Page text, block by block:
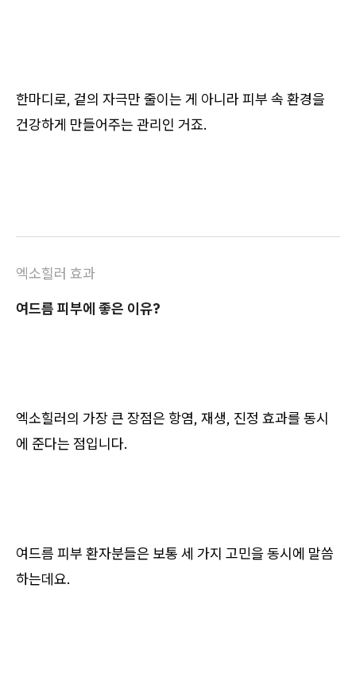
한마디로, 겉의 자극만 줄이는 게 아니라 피부 속 환경을
건강하게 만들어주는 관리인 거죠.
엑소힐러 효과
여드름 피부에 좋은 이유?
엑소힐러의 가장 큰 장점은 항염, 재생, 진정 효과를 동시
에 준다는 점입니다.
여드름 피부 환자분들은 보통 세 가지 고민을 동시에 말씀
하는데요.